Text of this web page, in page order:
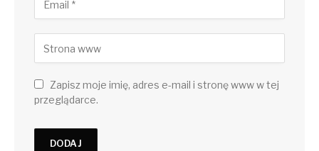
Zapisz moje imię, adres e-mail i stronę www w tej
przeglądarce.